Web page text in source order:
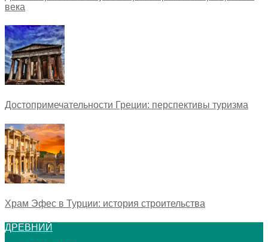
века
Достопримечательности Греции: перспективы туризма
Храм Эфес в Турции: история строительства
ДРЕВНИЙ